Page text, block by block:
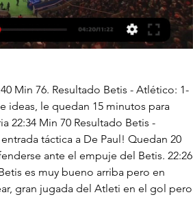
Min 76. Resultado Betis - Atlético: 1-
ideas, le quedan 15 minutos para
22:34 Min 70 Resultado Betis -
táctica a De Paul! Quedan 20
ante el empuje del Betis. 22:26
es muy bueno arriba pero en
gran jugada del Atleti en el gol pero